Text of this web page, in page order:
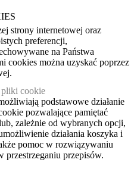
strony internetowej oraz
preferencji,
na Państwa
cookies można uzyskać poprzez
pliki cookie
podstawowe działanie
pozwalające pamiętać
zależnie od wybranych opcji,
działania koszyka i
pomoc w rozwiązywaniu
przestrzeganiu przepisów.